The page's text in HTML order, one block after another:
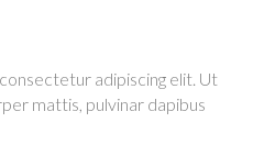
adipiscing elit. Ut
mattis, pulvinar dapibus